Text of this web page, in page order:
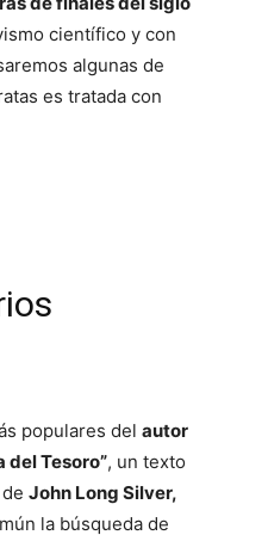
científico y con
algunas de
es tratada con
populares del autor
del Tesoro”, un texto
John Long Silver,
la búsqueda de